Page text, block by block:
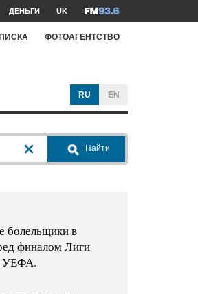
ДЕНЬГИ UK
ФОТОАГЕНТСТВО
RU EN
Найти
болельщики в
финалом Лиги
УЕФА.